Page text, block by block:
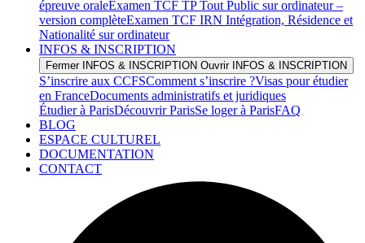
épreuve oraleExamen TCF TP Tout Public sur ordinateur –
version complèteExamen TCF IRN Intégration, Résidence et
Nationalité sur ordinateur
INFOS & INSCRIPTION
Fermer INFOS & INSCRIPTION Ouvrir INFOS & INSCRIPTION
S’inscrire aux CCFSComment s’inscrire ?Visas pour étudier
en FranceDocuments administratifs et juridiques
Étudier à ParisDécouvrir ParisSe loger à ParisFAQ
BLOG
ESPACE CULTUREL
DOCUMENTATION
CONTACT